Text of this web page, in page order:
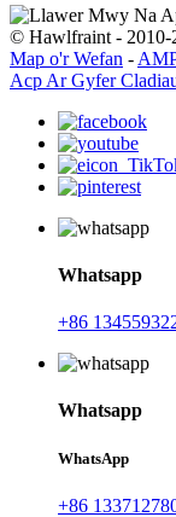
© Hawlfraint - 2010-
Map o'r Wefan -
Acp Ar Gyfer
Whatsapp
+86
Whatsapp
WhatsApp
+86